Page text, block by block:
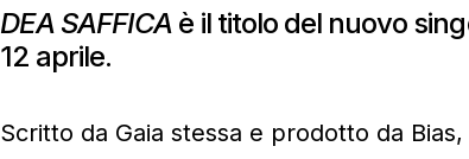
DEA SAFFICA è il titolo del nuovo
12 aprile.
Scritto da Gaia stessa e prodotto da Bias,